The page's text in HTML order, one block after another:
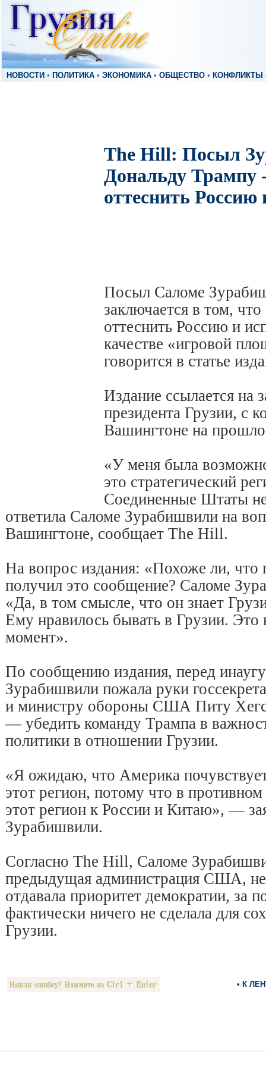
НОВОСТИ • ПОЛИТИКА • ЭКОНОМИКА • ОБЩЕСТВО • КОНФЛИКТЫ
The Hill: Посыл
Дональду
оттеснить Россию
Посыл Саломе
заключается в том,
оттеснить Россию и
качестве «игровой
говорится в статье
Издание ссылается на
президента Грузии, с
Вашингтоне на
«У меня была
это стратегический
Соединенные Штаты
ответила Саломе Зурабишвили на
Вашингтоне, сообщает The Hill.
На вопрос издания: «Похоже ли, что
получил это сообщение? Саломе
«Да, в том смысле, что он знает
Ему нравилось бывать в Грузии. Это
момент».
По сообщению издания, перед
Зурабишвили пожала руки
и министру обороны США Питу
— убедить команду Трампа в
политики в отношении Грузии.
«Я ожидаю, что Америка
этот регион, потому что в
этот регион к России и Китаю», —
Зурабишвили.
Согласно The Hill, Саломе
предыдущая администрация США,
отдавала приоритет демократии, за
фактически ничего не сделала для
Грузии.
• К